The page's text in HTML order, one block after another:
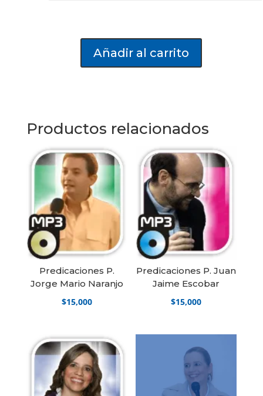
Predicaciones
Añadir al carrito
Productos relacionados
Predicaciones P.
Jorge Mario Naranjo
$15,000
Predicaciones P. Juan
Jaime Escobar
$15,000